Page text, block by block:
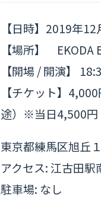
【日時】2019年12
【場所】 EKODA
【開場 / 開演】
【チケット】
途）※当日4,500円
東京都練馬区旭丘
アクセス: 江古田駅
駐車場: なし